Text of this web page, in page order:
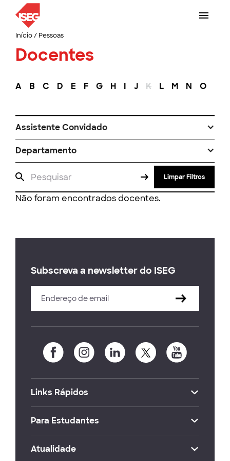
Início/ Pessoas
Docentes
A B C D E F G H I J K L M N O
Assistente Convidado
Departamento
Limpar Filtros
Não foram encontrados docentes.
Subscreva a newsletter do ISEG
Links Rápidos
Para Estudantes
Atualidade